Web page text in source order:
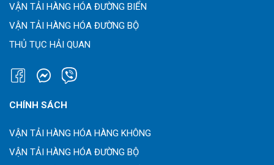
VẬN TẢI HÀNG HÓA ĐƯỜNG BIỂN
VẬN TẢI HÀNG HÓA ĐƯỜNG BỘ
THỦ TỤC HẢI QUAN
CHÍNH SÁCH
VẬN TẢI HÀNG HÓA HÀNG KHÔNG
VẬN TẢI HÀNG HÓA ĐƯỜNG BỘ